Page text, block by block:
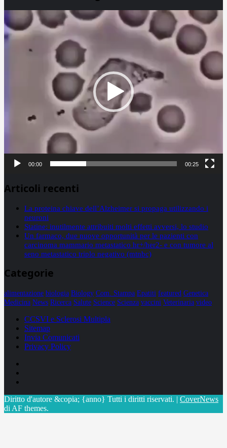
Player
00:00 00:25
Articoli recenti
La proteina chiave dell’Alzheimer si propaga utilizzando i
neuroni
Statine: inutilmente attribuiti molti effetti avversi, lo studio
Un farmaco, due nuove opportunità per le pazienti con
carcinoma mammario metastatico hr+/her2- e con tumore al
seno metastatico triplo negativo (mtnbc)
Categorie
alimentazione biologia Biology Com. Stampa Epatiti featured Genetica
Medicina News Ricerca Salute Science Scienza vaccini Veterinaria video
CCSVI e Sclerosi Multipla
Sitemap
Invia Comunicati
Privacy Policy
Diritto d'autore &copia; {anno} Tutti i diritti riservati. | CoverNews
di AF themes.